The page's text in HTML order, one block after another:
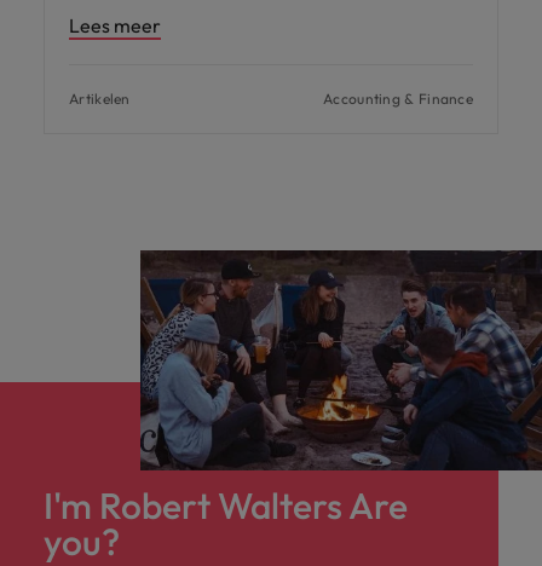
Lees meer
Artikelen Accounting & Finance
I'm Robert Walters Are
you?